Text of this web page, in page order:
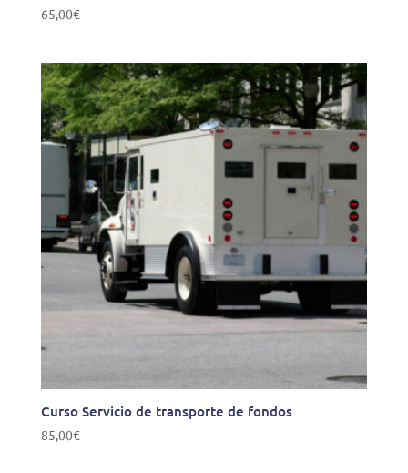
65,00€
Curso Servicio de transporte de fondos
85,00€